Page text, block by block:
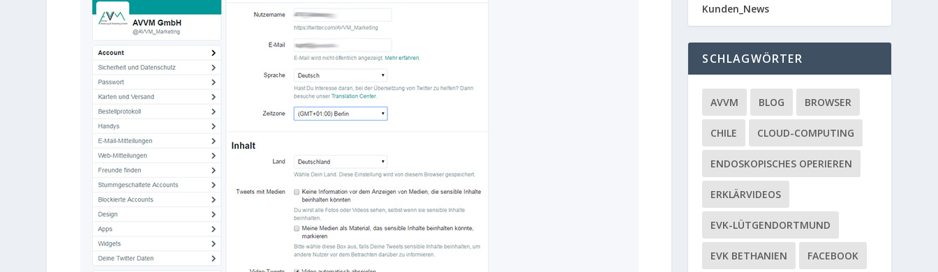
Kunden_News
SCHLAGWÖRTER
AVVM BLOG BROWSER
CHILE CLOUD-COMPUTING
ENDOSKOPISCHES OPERIEREN
ERKLÄRVIDEOS
EVK-LÜTGENDORTMUND
EVK BETHANIEN FACEBOOK